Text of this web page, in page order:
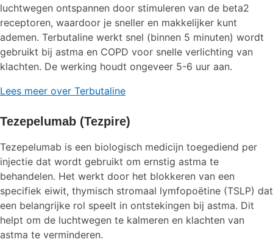
luchtwegen ontspannen door stimuleren van de beta2
receptoren, waardoor je sneller en makkelijker kunt
ademen. Terbutaline werkt snel (binnen 5 minuten) wordt
gebruikt bij astma en COPD voor snelle verlichting van
klachten. De werking houdt ongeveer 5-6 uur aan.
Lees meer over Terbutaline
Tezepelumab (Tezpire)
Tezepelumab is een biologisch medicijn toegediend per
injectie dat wordt gebruikt om ernstig astma te
behandelen. Het werkt door het blokkeren van een
specifiek eiwit, thymisch stromaal lymfopoëtine (TSLP) dat
een belangrijke rol speelt in ontstekingen bij astma. Dit
helpt om de luchtwegen te kalmeren en klachten van
astma te verminderen.